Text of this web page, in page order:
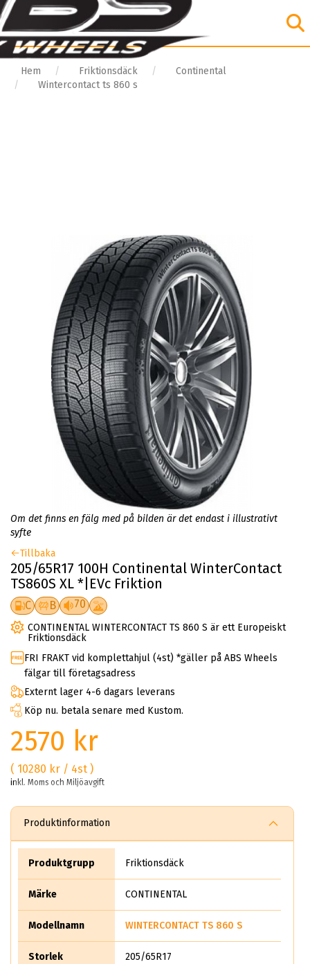
Hem Friktionsdäck
Continental
Wintercontact ts 860 s
Om det finns en fälg med på bilden är det endast i illustrativt
syfte
Tillbaka
205/65R17 100H Continental WinterContact
TS860S XL *|EVc Friktion
C B 70
CONTINENTAL WINTERCONTACT TS 860 S är ett Europeiskt
Friktionsdäck
FRI FRAKT vid komplettahjul (4st) *gäller på ABS Wheels
fälgar till företagsadress
Externt lager 4-6 dagars leverans
Köp nu. betala senare med Kustom.
2570 kr
( 10280 kr / 4st )
inkl. Moms och Miljöavgift
Produktinformation
Produktgrupp Friktionsdäck
Märke CONTINENTAL
Modellnamn WINTERCONTACT TS 860 S
Storlek 205/65R17